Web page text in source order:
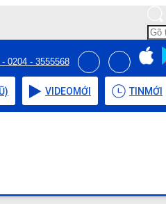
0204 - 3555568
VIDEOMỚI TIN MỚI